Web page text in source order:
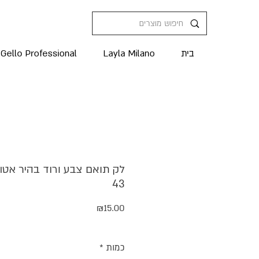
בית Layla Milano
Gello Professional
43
₪15.00
כמות *